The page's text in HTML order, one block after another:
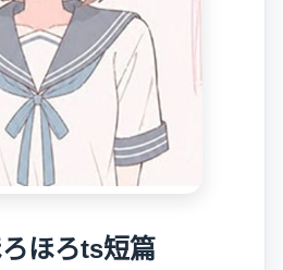
ほろts短篇